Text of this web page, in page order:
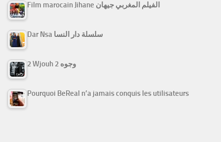
Film marocain Jihane الفيلم المغربي جيهان
Dar Nsa سلسلة دار النسا
2 Wjouh 2 وجوه
Pourquoi BeReal n’a jamais conquis les utilisateurs